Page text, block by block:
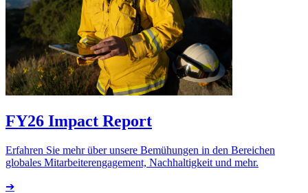
FY26 Impact Report
Erfahren Sie mehr über unsere Bemühungen in den Bereichen
globales Mitarbeiterengagement, Nachhaltigkeit und mehr.
➔